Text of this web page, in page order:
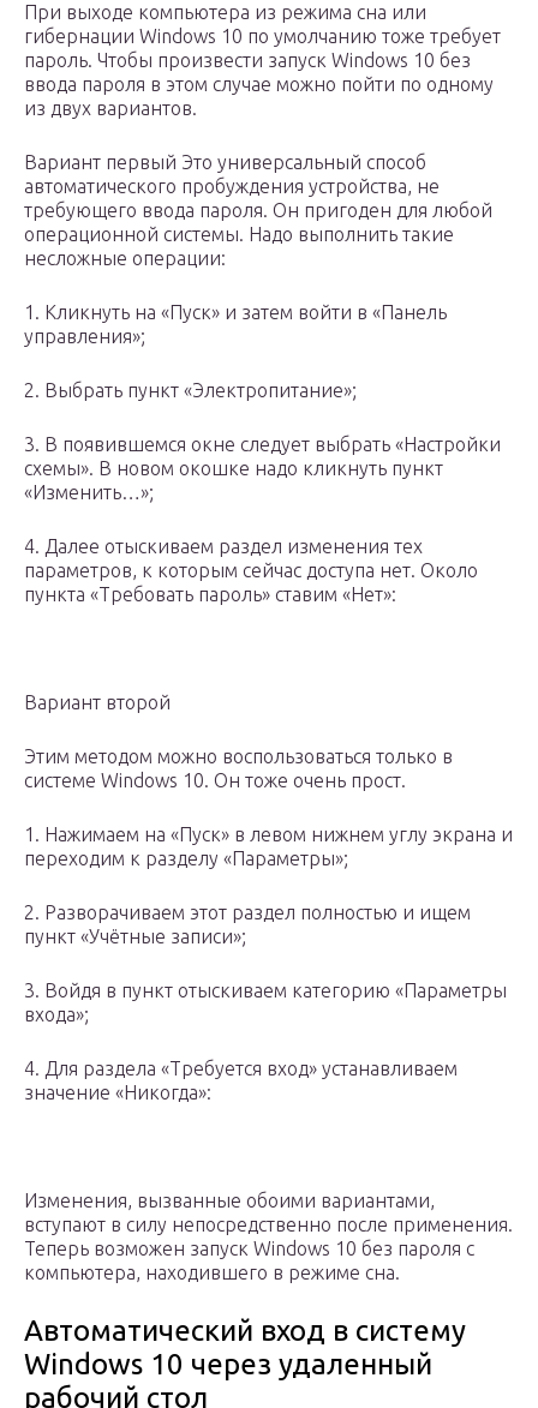
При выходе компьютера из режима сна или
гибернации Windows 10 по умолчанию тоже требует
пароль. Чтобы произвести запуск Windows 10 без
ввода пароля в этом случае можно пойти по одному
из двух вариантов.
Вариант первый Это универсальный способ
автоматического пробуждения устройства, не
требующего ввода пароля. Он пригоден для любой
операционной системы. Надо выполнить такие
несложные операции:
1. Кликнуть на «Пуск» и затем войти в «Панель
управления»;
2. Выбрать пункт «Электропитание»;
3. В появившемся окне следует выбрать «Настройки
схемы». В новом окошке надо кликнуть пункт
«Изменить…»;
4. Далее отыскиваем раздел изменения тех
параметров, к которым сейчас доступа нет. Около
пункта «Требовать пароль» ставим «Нет»:
Вариант второй
Этим методом можно воспользоваться только в
системе Windows 10. Он тоже очень прост.
1. Нажимаем на «Пуск» в левом нижнем углу экрана и
переходим к разделу «Параметры»;
2. Разворачиваем этот раздел полностью и ищем
пункт «Учётные записи»;
3. Войдя в пункт отыскиваем категорию «Параметры
входа»;
4. Для раздела «Требуется вход» устанавливаем
значение «Никогда»:
Изменения, вызванные обоими вариантами,
вступают в силу непосредственно после применения.
Теперь возможен запуск Windows 10 без пароля с
компьютера, находившего в режиме сна.
Автоматический вход в систему
Windows 10 через удаленный
рабочий стол